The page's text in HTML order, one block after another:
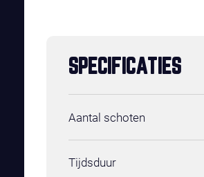
SPECIFICATIES
Aantal schoten
Tijdsduur